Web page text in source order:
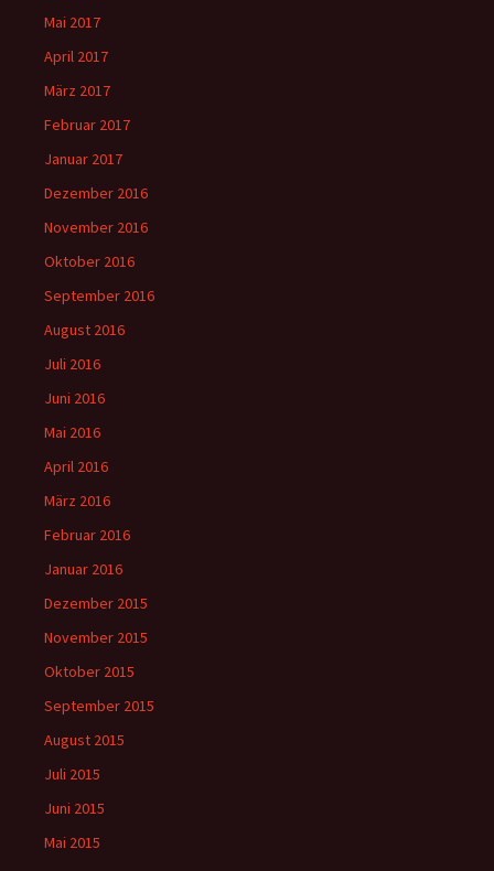
Mai 2017
April 2017
März 2017
Februar 2017
Januar 2017
Dezember 2016
November 2016
Oktober 2016
September 2016
August 2016
Juli 2016
Juni 2016
Mai 2016
April 2016
März 2016
Februar 2016
Januar 2016
Dezember 2015
November 2015
Oktober 2015
September 2015
August 2015
Juli 2015
Juni 2015
Mai 2015